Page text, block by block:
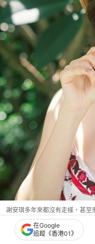
謝安琪多年來都沒有走樣，甚至
在Google
追蹤《香港01》